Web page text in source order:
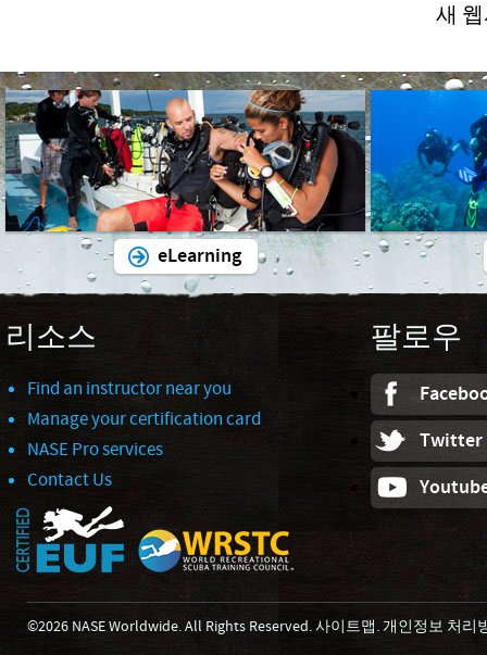
새
eLearning
리소스
Find an instructor near you
Manage your certification card
NASE Pro services
Contact Us
팔로우
Twitter
©2026 NASE Worldwide. All Rights Reserved.사이트맵.개인정보 처리